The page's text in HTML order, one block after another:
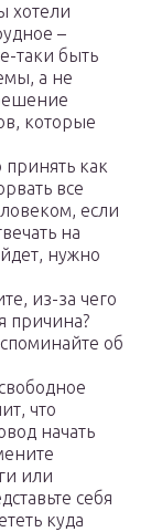
хотели
–
таки быть
а не
которые
как
все
если
на
нужно
из-за чего
причина?
об
что
начать
или
себя
куда